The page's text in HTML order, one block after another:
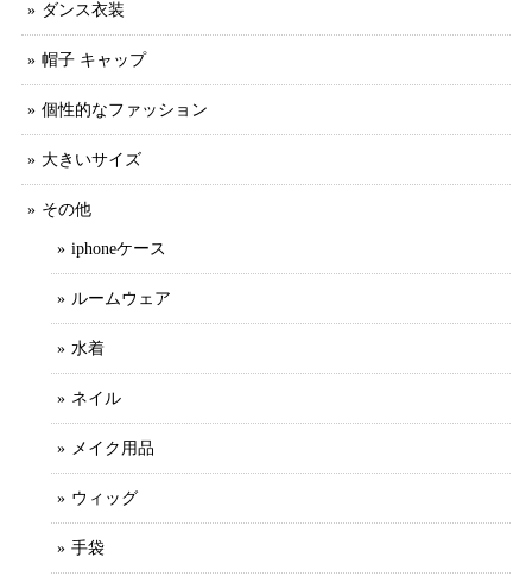
ダンス衣装
帽子 キャップ
個性的なファッション
大きいサイズ
その他
iphoneケース
ルームウェア
水着
ネイル
メイク用品
ウィッグ
手袋